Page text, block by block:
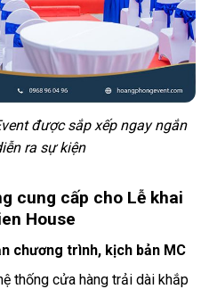
được sắp xếp ngay ngắn
ra sự kiện
cung cấp cho Lễ khai
House
chương trình, kịch bản MC
thống cửa hàng trải dài khắp